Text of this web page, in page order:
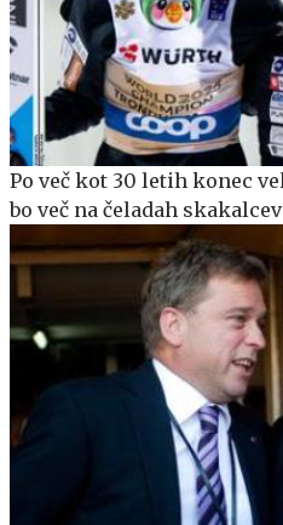
Po več kot 30 letih konec
bo več na čeladah skakalcev